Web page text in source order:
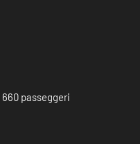
passeggeri